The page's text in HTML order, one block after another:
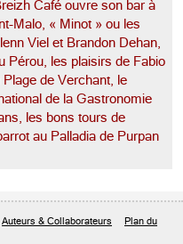
Café ouvre son bar à
Malo, « Minot » ou les
Viel et Brandon Dehan,
Pérou, les plaisirs de Fabio
de Verchant, le
de la Gastronomie
les bons tours de
au Palladia de Purpan
Auteurs & Collaborateurs
Plan du